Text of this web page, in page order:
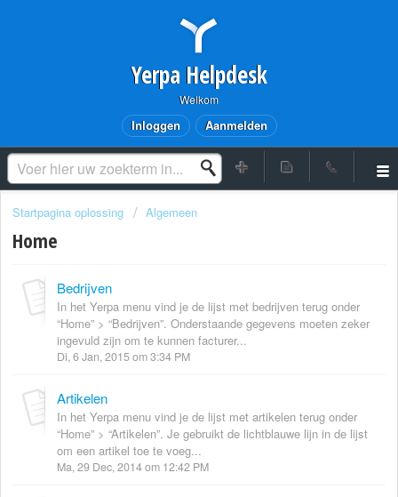
Yerpa Helpdesk
Welkom
Inloggen Aanmelden
Startpagina oplossing Algemeen
Home
Bedrijven
In het Yerpa menu vind je de lijst met bedrijven terug onder
“Home” > “Bedrijven”. Onderstaande gegevens moeten zeker
ingevuld zijn om te kunnen facturer...
Di, 6 Jan, 2015 om 3:34 PM
Artikelen
In het Yerpa menu vind je de lijst met artikelen terug onder
“Home” > “Artikelen”. Je gebruikt de lichtblauwe lijn in de lijst
om een artikel toe te voeg...
Ma, 29 Dec, 2014 om 12:42 PM